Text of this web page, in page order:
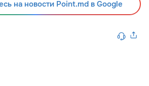
на новости Point.md в Google